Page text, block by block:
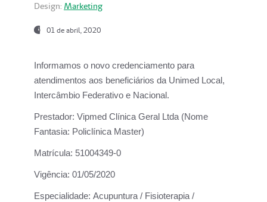
Design: Marketing
01 de abril, 2020
Informamos o novo credenciamento para
atendimentos aos beneficiários da Unimed Local,
Intercâmbio Federativo e Nacional.
Prestador: Vipmed Clínica Geral Ltda (Nome
Fantasia: Policlínica Master)
Matrícula: 51004349-0
Vigência: 01/05/2020
Especialidade: Acupuntura / Fisioterapia /